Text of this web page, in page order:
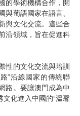
葡語國家在語言、
與文化交流。這些合
沿領域，旨在促進科
性的文化交流與培訓
”沿線國家的傳統聯
路。要讓澳門成為中
化進入中國的“溫馨